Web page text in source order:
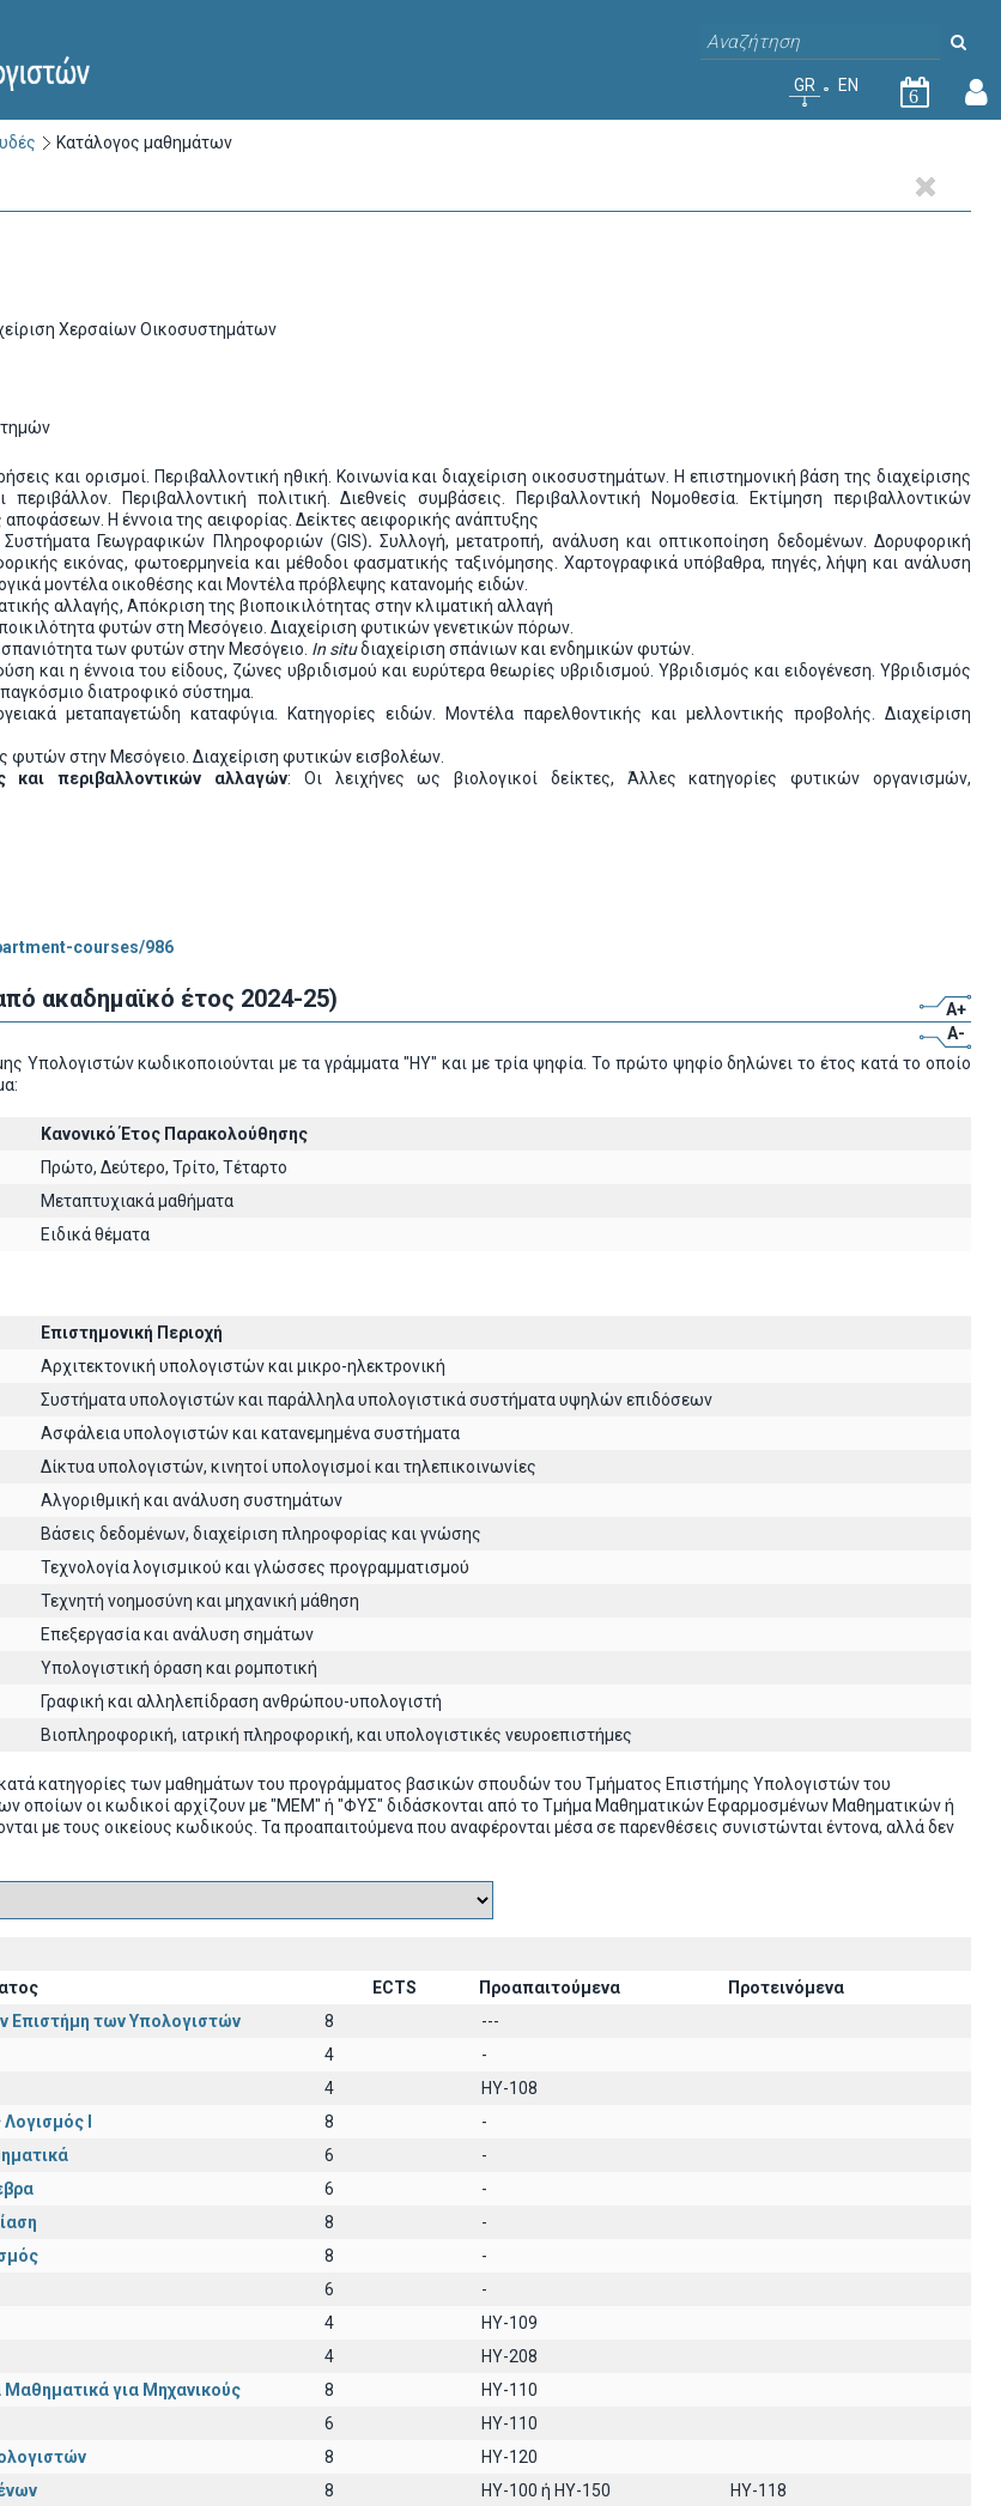
GR EN
6
Κατάλογος μαθημάτων
Χερσαίων Οικοσυστημάτων
και ορισμοί. Περιβαλλοντική ηθική. Κοινωνία και διαχείριση οικοσυστημάτων. Η επιστημονική βάση της διαχείρισης
Περιβαλλοντική πολιτική. Διεθνείς συμβάσεις. Περιβαλλοντική Νομοθεσία. Εκτίμηση περιβαλλοντικών
Η έννοια της αειφορίας. Δείκτες αειφορικής ανάπτυξης
Συστήματα Γεωγραφικών Πληροφοριών (GIS).Συλλογή, μετατροπή, ανάλυση και οπτικοποίηση δεδομένων. Δορυφορική
εικόνας, φωτοερμηνεία και μέθοδοι φασματικής ταξινόμησης. Χαρτογραφικά υπόβαθρα, πηγές, λήψη και ανάλυση
μοντέλα οικοθέσης και Μοντέλα πρόβλεψης κατανομής ειδών.
αλλαγής, Απόκριση της βιοποικιλότητας στην κλιματική αλλαγή
ποικιλότητα φυτών στη Μεσόγειο. Διαχείριση φυτικών γενετικών πόρων.
των φυτών στην Μεσόγειο. In situδιαχείριση σπάνιων και ενδημικών φυτών.
και η έννοια του είδους, ζώνες υβριδισμού και ευρύτερα θεωρίες υβριδισμού. Υβριδισμός και ειδογένεση. Υβριδισμός
διατροφικό σύστημα.
μεταπαγετώδη καταφύγια. Κατηγορίες ειδών. Μοντέλα παρελθοντικής και μελλοντικής προβολής. Διαχείριση
φυτών στην Μεσόγειο. Διαχείριση φυτικών εισβολέων.
και περιβαλλοντικών αλλαγών: Οι λειχήνες ως βιολογικοί δείκτες, Άλλες κατηγορίες φυτικών οργανισμών,
courses/986
ακαδημαϊκό έτος 2024-25)
A+
A-
Υπολογιστών κωδικοποιούνται με τα γράμματα "ΗΥ" και με τρία ψηφία. Το πρώτο ψηφίο δηλώνει το έτος κατά το οποίο
Κανονικό Έτος Παρακολούθησης
Πρώτο, Δεύτερο, Τρίτο, Τέταρτο
Μεταπτυχιακά μαθήματα
Ειδικά θέματα
Επιστημονική Περιοχή
Αρχιτεκτoνική υπολογιστών και μικρο-ηλεκτρονική
Συστήματα υπολογιστών και παράλληλα υπολογιστικά συστήματα υψηλών επιδόσεων
Ασφάλεια υπολογιστών και κατανεμημένα συστήματα
Δίκτυα υπολογιστών, κινητοί υπολογισμοί και τηλεπικοινωνίες
Αλγοριθμική και ανάλυση συστημάτων
Βάσεις δεδομένων, διαχείριση πληροφορίας και γνώσης
Τεχνολογία λογισμικού και γλώσσες προγραμματισμού
Τεχνητή νοημοσύνη και μηχανική μάθηση
Επεξεργασία και ανάλυση σημάτων
Υπολογιστική όραση και ρομποτική
Γραφική και αλληλεπίδραση ανθρώπου-υπολογιστή
Βιοπληροφορική, ιατρική πληροφορική, και υπολογιστικές νευροεπιστήμες
κατηγορίες των μαθημάτων του προγράμματος βασικών σπουδών του Τμήματος Επιστήμης Υπολογιστών του
οποίων οι κωδικοί αρχίζουν με "ΜΕΜ" ή "ΦΥΣ" διδάσκονται από το Τμήμα Μαθηματικών Εφαρμοσμένων Μαθηματικών ή
με τους οικείους κωδικούς. Τα προαπαιτούμενα που αναφέρονται μέσα σε παρενθέσεις συνιστώνται έντονα, αλλά δεν
ECTS Προαπαιτούμενα
Προτεινόμενα
Επιστήμη των Υπολογιστών 8
---
4
-
4
HY-108
Ι 8
-
6
-
6
-
8
-
8
-
6
-
4
HY-109
4
HY-208
για Μηχανικούς 8
ΗΥ-110
6
ΗΥ-110
8
HY-120
8 HY-100 ή HY-150
HY-118